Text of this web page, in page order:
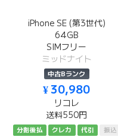
iPhone SE (第3世代)
64GB
SIMフリー
ミッドナイト
中古Bランク
¥ 30,980
リコレ
送料550円
分割後払 クレカ 代引 振込